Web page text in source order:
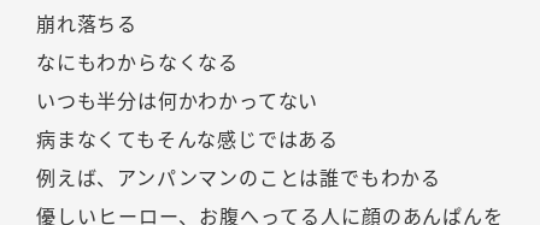
崩れ落ちる
なにもわからなくなる
いつも半分は何かわかってない
病まなくてもそんな感じではある
例えば、アンパンマンのことは誰でもわかる
優しいヒーロー、お腹へってる人に顔のあんぱんを